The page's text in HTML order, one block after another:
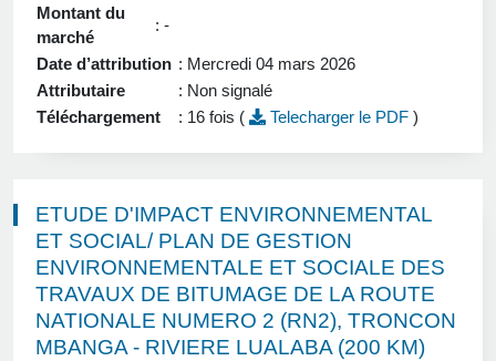
Montant du
marché
: -
Date d’attribution : Mercredi 04 mars 2026
Attributaire
: Non signalé
Téléchargement
: 16 fois ( Telecharger le PDF )
ETUDE D'IMPACT ENVIRONNEMENTAL
ET SOCIAL/ PLAN DE GESTION
ENVIRONNEMENTALE ET SOCIALE DES
TRAVAUX DE BITUMAGE DE LA ROUTE
NATIONALE NUMERO 2 (RN2), TRONCON
MBANGA - RIVIERE LUALABA (200 KM)